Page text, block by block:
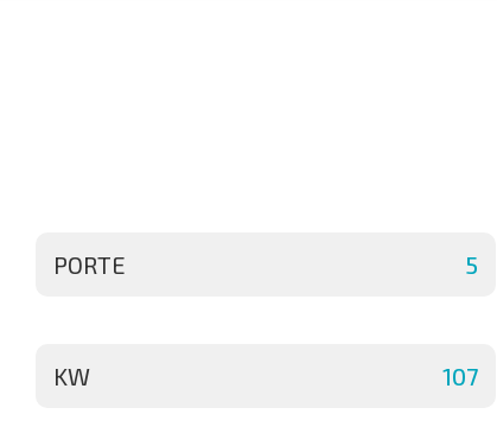
PORTE 5
KW 107